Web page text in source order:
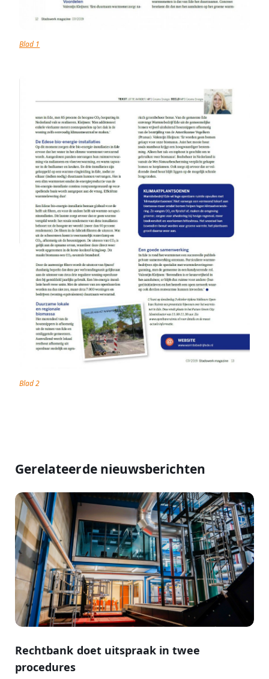
Blad 1
Blad 2
Gerelateerde nieuwsberichten
Rechtbank doet uitspraak in twee
procedures